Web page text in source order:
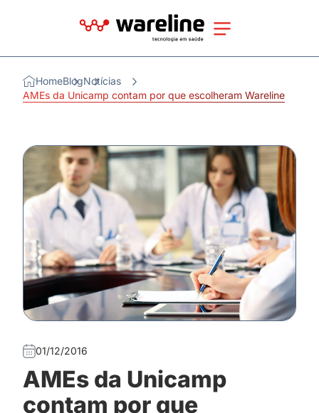
HomeBlogNotícias
AMEs da Unicamp contam por que escolheram Wareline
01/12/2016
AMEs da Unicamp
contam por que